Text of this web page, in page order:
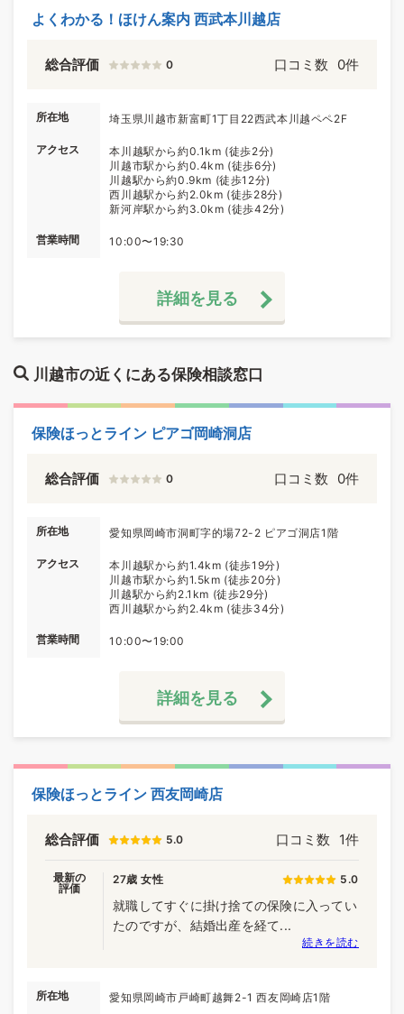
よくわかる！ほけん案内 西武本川越店
総合評価 0 口コミ数 0件
所在地 埼玉県川越市新富町1丁目22西武本川越ペペ2F
アクセス
本川越駅から約0.1km (徒歩2分)
川越市駅から約0.4km (徒歩6分)
川越駅から約0.9km (徒歩12分)
西川越駅から約2.0km (徒歩28分)
新河岸駅から約3.0km (徒歩42分)
営業時間 10:00〜19:30
詳細を見る
川越市の近くにある保険相談窓口
保険ほっとライン ピアゴ岡崎洞店
総合評価 0 口コミ数 0件
所在地 愛知県岡崎市洞町字的場72-2 ピアゴ洞店1階
アクセス
本川越駅から約1.4km (徒歩19分)
川越市駅から約1.5km (徒歩20分)
川越駅から約2.1km (徒歩29分)
西川越駅から約2.4km (徒歩34分)
営業時間 10:00〜19:00
詳細を見る
保険ほっとライン 西友岡崎店
総合評価 5.0 口コミ数 1件
最新の
評価
27歳 女性 5.0
就職してすぐに掛け捨ての保険に入ってい
たのですが、結婚出産を経て...
続きを読む
所在地 愛知県岡崎市戸崎町越舞2-1 西友岡崎店1階